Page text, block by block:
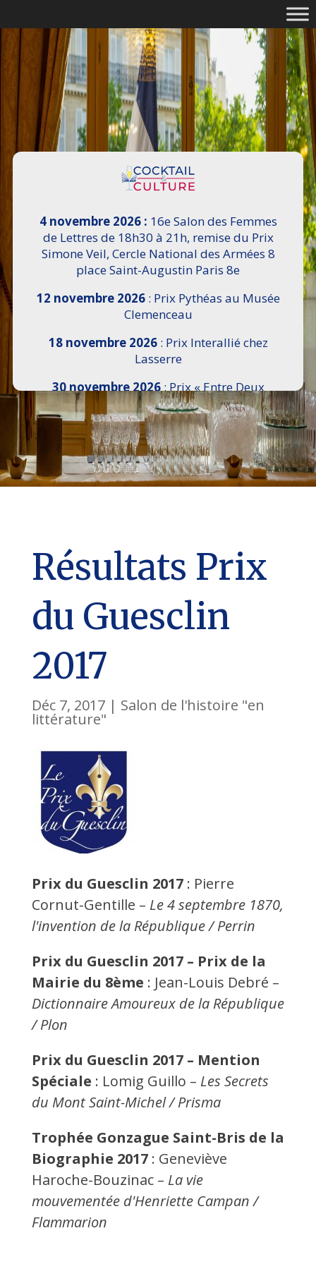
4 novembre 2026 : 16e Salon des Femmes
de Lettres de 18h30 à 21h, remise du Prix
Simone Veil, Cercle National des Armées 8
place Saint-Augustin Paris 8e
12 novembre 2026: Prix Pythéas au Musée
Clemenceau
18 novembre 2026: Prix Interallié chez
Lasserre
30 novembre 2026: Prix « Entre Deux
Rives » I Scemi Astutti au Sénat
7 décembre 2026 :16e Salon de l’Histoire de
18h30 à 21h, remise du Prix du Guesclin,
Cercle National des Armées 8 place Saint-
Augustin Paris 8e
Résultats Prix
du Guesclin
2017
Déc 7, 2017| Salon de l'histoire "en
littérature"
Prix du Guesclin 2017: Pierre
Cornut-Gentille – Le 4 septembre 1870,
l'invention de la République / Perrin
Prix du Guesclin 2017 – Prix de la
Mairie du 8ème : Jean-Louis Debré –
Dictionnaire Amoureux de la République
/ Plon
Prix du Guesclin 2017 – Mention
Spéciale : Lomig Guillo – Les Secrets
du Mont Saint-Michel / Prisma
Trophée Gonzague Saint-Bris de la
Biographie 2017: Geneviève
Haroche-Bouzinac – La vie
mouvementée d'Henriette Campan /
Flammarion